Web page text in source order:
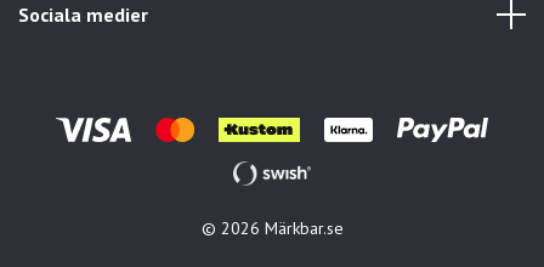
Sociala medier
© 2026 Märkbar.se